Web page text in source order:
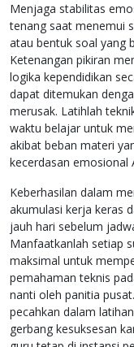
Menjaga stabilitas
tenang saat menemui
atau bentuk soal yang
Ketenangan pikiran
logika kependidikan
dapat ditemukan
merusak. Latihlah
waktu belajar untuk
akibat beban materi
kecerdasan emosional
Keberhasilan dalam
akumulasi kerja keras
jauh hari sebelum
Manfaatkanlah setiap
maksimal untuk
pemahaman teknis
nanti oleh panitia
pecahkan dalam
gerbang kesuksesan